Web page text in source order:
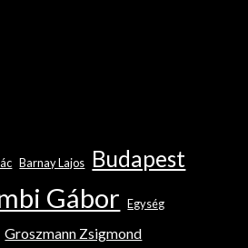
Barnay Lajos Budapest
Gábor Egység
Groszmann Zsigmond